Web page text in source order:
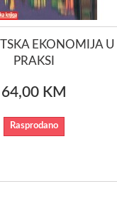
EKONOMIJA U
PRAKSI
64,00 KM
Rasprodano